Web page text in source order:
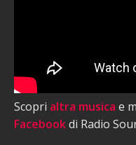
Scopri altra musica e
Facebookdi Radio